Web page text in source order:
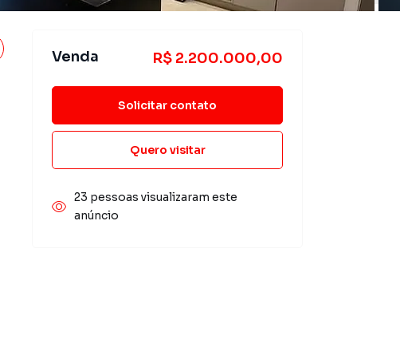
Venda R$ 2.200.000,00
Solicitar contato
Quero visitar
23 pessoas visualizaram este
anúncio